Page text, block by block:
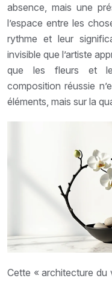
absence, mais une
l’espace entre les
rythme et leur
invisible que l’artiste
que les fleurs et
composition réussie
éléments, mais sur la
Cette « architecture du